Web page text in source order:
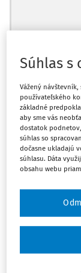
Celý
Súhlas s
Vážený
používateľského
základné
aby sme vás
dostatok
súhlas so
dočasne ukladajú
súhlasu. Dáta
obsahu webu